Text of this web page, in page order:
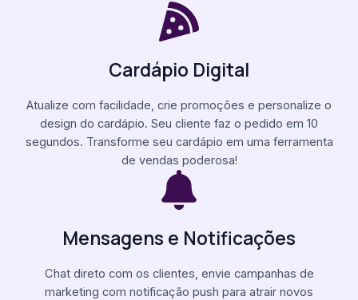
Cardápio Digital
Atualize com facilidade, crie promoções e personalize o
design do cardápio. Seu cliente faz o pedido em 10
segundos. Transforme seu cardápio em uma ferramenta
de vendas poderosa!
Mensagens e Notificações
Chat direto com os clientes, envie campanhas de
marketing com notificação push para atrair novos